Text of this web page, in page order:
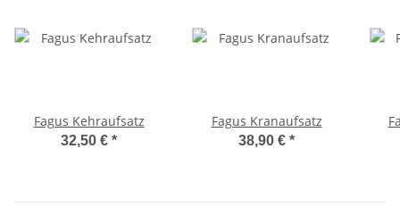
Fagus Kehraufsatz
32,50 € *
Fagus Kranaufsatz
38,90 € *